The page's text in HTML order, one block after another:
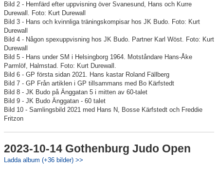
Bild 2 - Hemfärd efter uppvisning över Svanesund, Hans och Kurre
Durewall. Foto: Kurt Durewall
Bild 3 - Hans och kvinnliga träningskompisar hos JK Budo. Foto: Kurt
Durewall
Bild 4 - Någon spexuppvisning hos JK Budo. Partner Karl Wöst. Foto: Kurt
Durewall
Bild 5 - Hans under SM i Helsingborg 1964. Motståndare Hans-Åke
Parmlöf, Halmstad. Foto: Kurt Durewall.
Bild 6 - GP första sidan 2021. Hans kastar Roland Fällberg
Bild 7 - GP Från artiklen i GP tillsammans med Bo Kärfstedt
Bild 8 - JK Budo på Änggatan 5 i mitten av 60-talet
Bild 9 - JK Budo Änggatan - 60 talet
Bild 10 - Samlingsbild 2021 med Hans N, Bosse Kärfstedt och Freddie
Fritzon
2023-10-14 Gothenburg Judo Open
Ladda album (+36 bilder) >>